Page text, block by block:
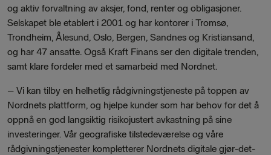
og aktiv forvaltning av aksjer, fond, renter og obligasjoner.
Selskapet ble etablert i 2001 og har kontorer i Tromsø,
Trondheim, Ålesund, Oslo, Bergen, Sandnes og Kristiansand,
og har 47 ansatte. Også Kraft Finans ser den digitale trenden,
samt klare fordeler med et samarbeid med Nordnet.
– Vi kan tilby en helhetlig rådgivningstjeneste på toppen av
Nordnets plattform, og hjelpe kunder som har behov for det å
oppnå en god langsiktig risikojustert avkastning på sine
investeringer. Vår geografiske tilstedeværelse og våre
rådgivningstjenester kompletterer Nordnets digitale gjør-det-